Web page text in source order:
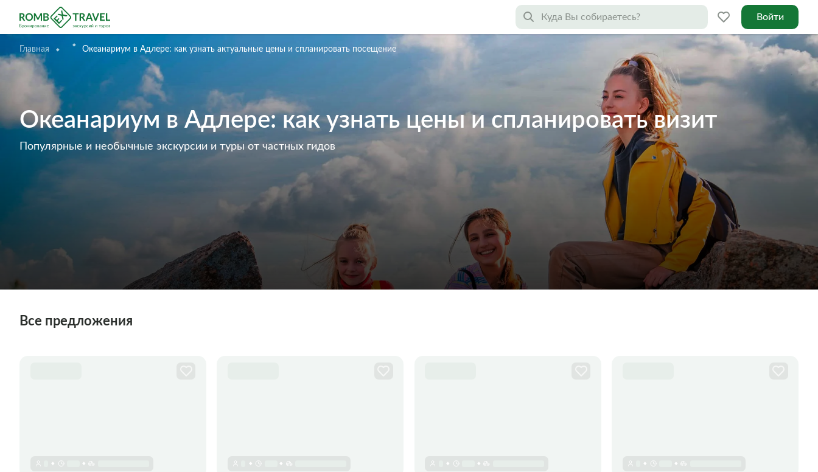
Войти
Главная Океанариум в Адлере: как узнать актуальные цены и спланировать посещение
Океанариум в Адлере: как узнать цены и спланировать визит
Популярные и необычные экскурсии и туры от частных гидов
Все предложения